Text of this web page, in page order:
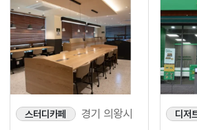
스터디카페 경기 의왕시 디저